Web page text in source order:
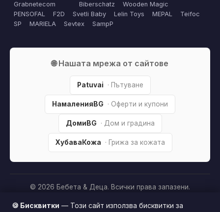
Grabnetecom
Biberschatz
Wooden Magic
PENSOFAL
F2D Svetli Baby Lelin Toys MEPAL
Teifoc
SP
MARIELA Sevtex SampP
🌐 Нашата мрежа от сайтове
Patuvai · Пътуване
НамаленияBG · Оферти и купони
ДомиBG · Дом и градина
ХубаваКожа · Грижа за кожата
© 2026 Бебета & Деца. Всички права запазени.
Партньорско разкриване:
Този сайт е независим и
🍪 Бисквитки — Този сайт използва бисквитки за